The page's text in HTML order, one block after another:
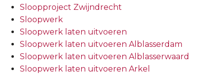
Sloopproject Zwijndrecht
Sloopwerk
Sloopwerk laten uitvoeren
Sloopwerk laten uitvoeren Alblasserdam
Sloopwerk laten uitvoeren Alblasserwaard
Sloopwerk laten uitvoeren Arkel